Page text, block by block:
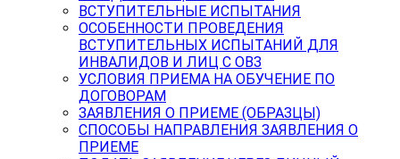
ВСТУПИТЕЛЬНЫЕ ИСПЫТАНИЯ
ОСОБЕННОСТИ ПРОВЕДЕНИЯ
ВСТУПИТЕЛЬНЫХ ИСПЫТАНИЙ ДЛЯ
ИНВАЛИДОВ И ЛИЦ С ОВЗ
УСЛОВИЯ ПРИЕМА НА ОБУЧЕНИЕ ПО
ДОГОВОРАМ
ЗАЯВЛЕНИЯ О ПРИЕМЕ (ОБРАЗЦЫ)
СПОСОБЫ НАПРАВЛЕНИЯ ЗАЯВЛЕНИЯ О
ПРИЕМЕ